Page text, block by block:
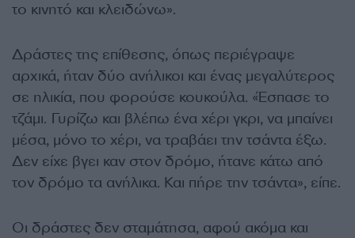
το κινητό και κλειδώνω».
Δράστες της επίθεσης, όπως περιέγραψε
αρχικά, ήταν δύο ανήλικοι και ένας μεγαλύτερος
σε ηλικία, που φορούσε κουκούλα. «Έσπασε το
τζάμι. Γυρίζω και βλέπω ένα χέρι γκρι, να μπαίνει
μέσα, μόνο το χέρι, να τραβάει την τσάντα έξω.
Δεν είχε βγει καν στον δρόμο, ήτανε κάτω από
τον δρόμο τα ανήλικα. Και πήρε την τσάντα», είπε.
Οι δράστες δεν σταμάτησα, αφού ακόμα και